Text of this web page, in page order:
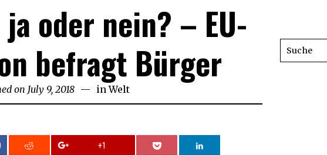
oder nein? – EU-
befragt Bürger
on July 9, 2018 July
9,
in Welt
+1